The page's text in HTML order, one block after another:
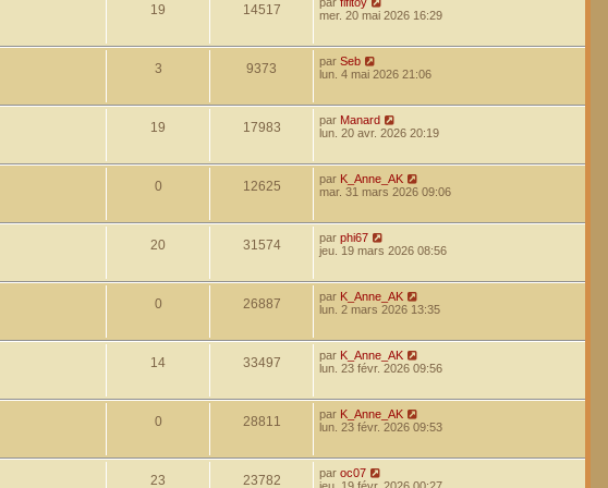
19 14517
mer. 20 mai 2026 16:29
3 9373 par Seb
lun. 4 mai 2026 21:06
19 17983 par Manard
lun. 20 avr. 2026 20:19
0 12625 par K_Anne_AK
mar. 31 mars 2026 09:06
20 31574 par phi67
jeu. 19 mars 2026 08:56
0 26887 par K_Anne_AK
lun. 2 mars 2026 13:35
14 33497 par K_Anne_AK
lun. 23 févr. 2026 09:56
0 28811 par K_Anne_AK
lun. 23 févr. 2026 09:53
23 23782 par oc07
jeu. 19 févr. 2026 00:27